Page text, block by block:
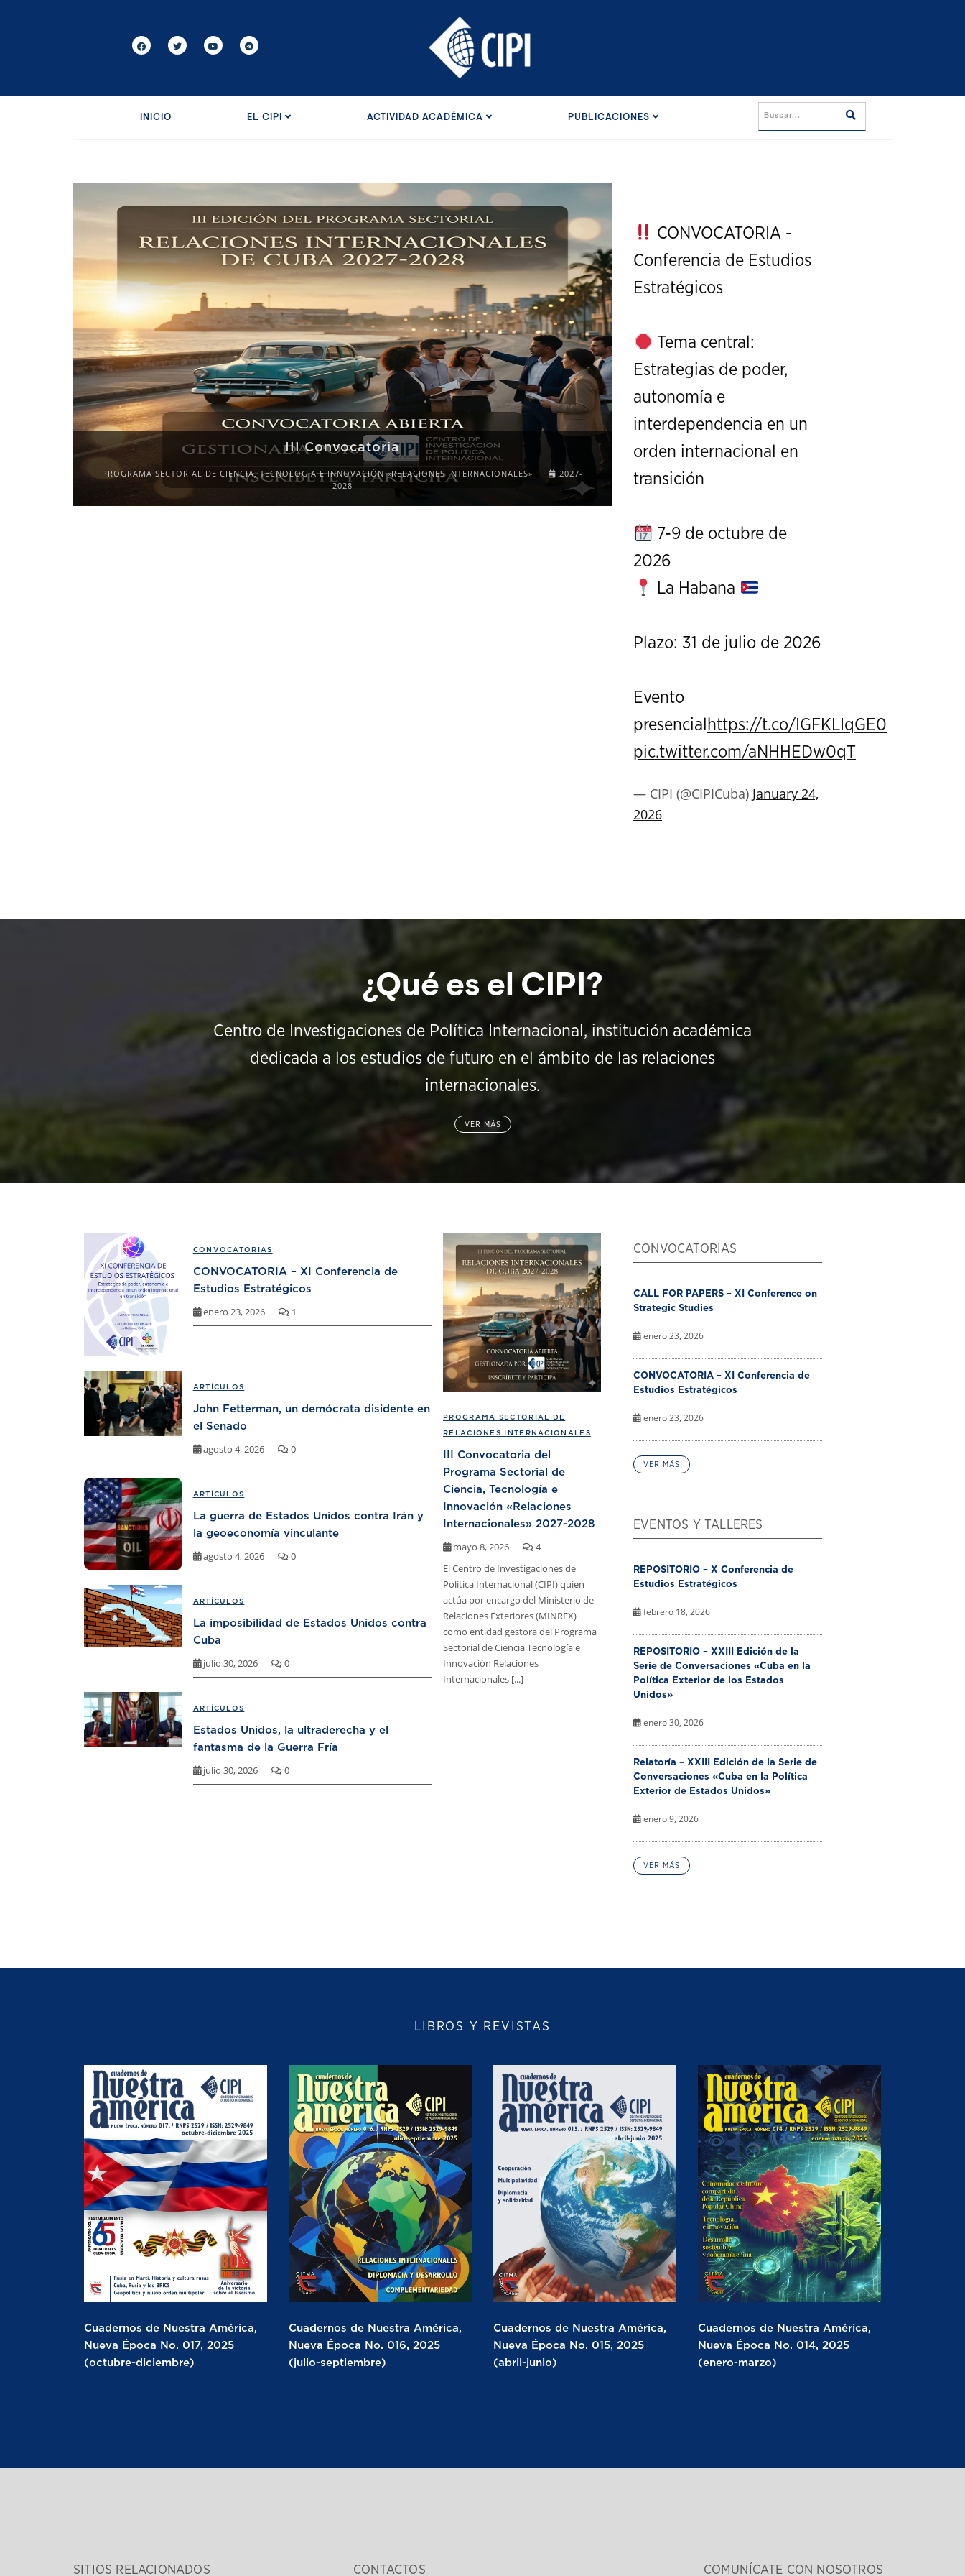
INICIO EL CIPI ACTIVIDAD ACADÉMICA PUBLICACIONES
III Convocatoria
PROGRAMA SECTORIAL DE CIENCIA, TECNOLOGÍA E INNOVACIÓN «RELACIONES INTERNACIONALES»
2027-
2028
XI Conference on Strategic
CONVOCATORIA -
Conferencia de Estudios
Estratégicos
Tema central:
Estrategias de poder,
autonomía e
interdependencia en un
orden internacional en
transición
7-9 de octubre de
2026
La Habana
Plazo: 31 de julio de 2026
Evento
presencial https://t.co/IGFKLIqGE0
pic.twitter.com/aNHHEDw0qT
— CIPI (@CIPICuba) January 24,
2026
¿Qué es el CIPI?
Centro de Investigaciones de Política Internacional, institución académica
dedicada a los estudios de futuro en el ámbito de las relaciones
internacionales.
VER MÁS
PROGRAMA SECTORIAL DE
RELACIONES INTERNACIONALES
III Convocatoria del
Programa Sectorial de
Ciencia, Tecnología e
Innovación «Relaciones
Internacionales» 2027-2028
mayo 8, 2026
4
El Centro de Investigaciones de
Política Internacional (CIPI) quien
actúa por encargo del Ministerio de
Relaciones Exteriores (MINREX)
como entidad gestora del Programa
Sectorial de Ciencia Tecnología e
Innovación Relaciones
Internacionales [...]
CONVOCATORIAS
CONVOCATORIA – XI Conferencia de
Estudios Estratégicos
enero 23, 2026 1
ARTÍCULOS
John Fetterman, un demócrata disidente en
el Senado
agosto 4, 2026 0
ARTÍCULOS
La guerra de Estados Unidos contra Irán y
la geoeconomía vinculante
agosto 4, 2026 0
ARTÍCULOS
La imposibilidad de Estados Unidos contra
Cuba
julio 30, 2026 0
ARTÍCULOS
Estados Unidos, la ultraderecha y el
fantasma de la Guerra Fría
julio 30, 2026 0
CONVOCATORIAS
CALL FOR PAPERS – XI Conference on
Strategic Studies
enero 23, 2026
CONVOCATORIA – XI Conferencia de
Estudios Estratégicos
enero 23, 2026
VER MÁS
EVENTOS Y TALLERES
REPOSITORIO – X Conferencia de
Estudios Estratégicos
febrero 18, 2026
REPOSITORIO – XXIII Edición de la
Serie de Conversaciones «Cuba en la
Política Exterior de los Estados
Unidos»
enero 30, 2026
Relatoría – XXIII Edición de la Serie de
Conversaciones «Cuba en la Política
Exterior de Estados Unidos»
enero 9, 2026
VER MÁS
LIBROS Y REVISTAS
Cuadernos de Nuestra América,
Nueva Época No. 017, 2025
(octubre-diciembre)
Cuadernos de Nuestra América,
Nueva Época No. 016, 2025
(julio-septiembre)
Cuadernos de Nuestra América,
Nueva Época No. 015, 2025
(abril-junio)
Cuadernos de Nuestra América,
Nueva Época No. 014, 2025
(enero-marzo)
SITIOS RELACIONADOS CONTACTOS COMUNÍCATE CON NOSOTROS